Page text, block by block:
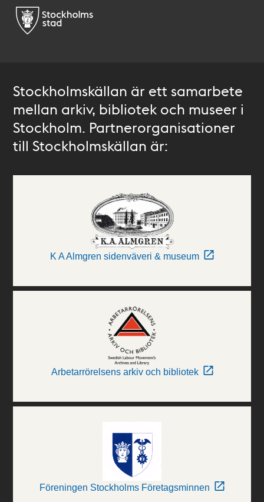
Stockholmskällan är ett samarbete
mellan arkiv, bibliotek och museer i
Stockholm. Partnerorganisationer
till Stockholmskällan är:
K A Almgren sidenväveri & museum
Arbetarrörelsens arkiv och bibliotek
Föreningen Stockholms Företagsminnen